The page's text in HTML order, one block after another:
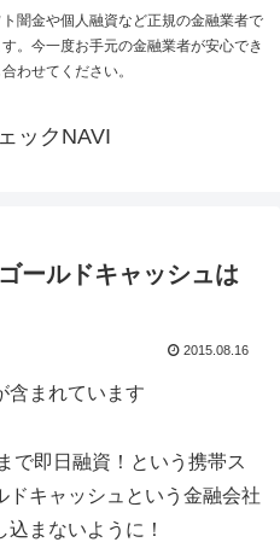
闇金や個人融資など正規の金融業者で
。今一度お手元の金融業者が安心でき
わせてください。
ックNAVI
ールドキャッシュは
2015.08.16
含まれています
で即日融資！という携帯ス
ドキャッシュという金融会社
まないように！